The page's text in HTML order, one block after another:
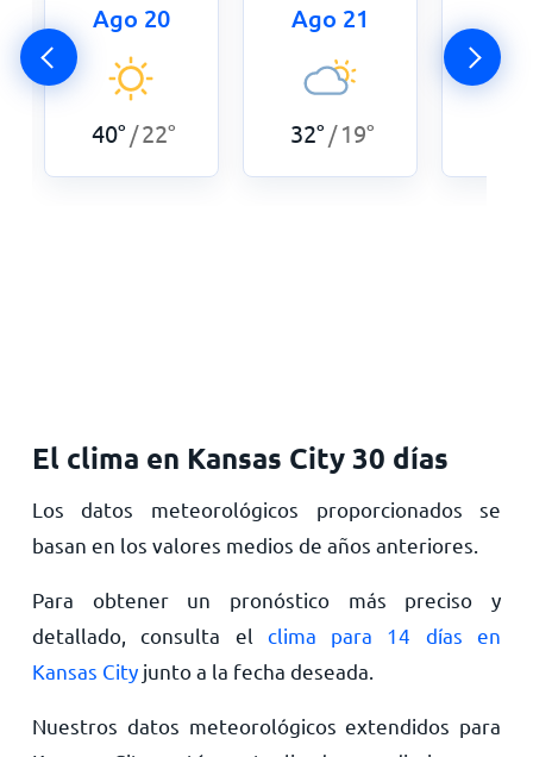
Ago 20
40° /22°
Ago 21
32° /19°
El clima en Kansas City 30 días
Los datos meteorológicos proporcionados se
basan en los valores medios de años anteriores.
Para obtener un pronóstico más preciso y
detallado, consulta el clima para 14 días en
Kansas Cityjunto a la fecha deseada.
Nuestros datos meteorológicos extendidos para